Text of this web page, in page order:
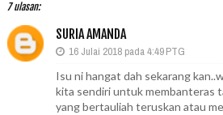
7 ulasan:
SURIA AMANDA
16 Julai 2018 pada 4:49 PTG
Isu ni hangat dah sekarang
kita sendiri untuk membanteras
yang bertauliah teruskan atau